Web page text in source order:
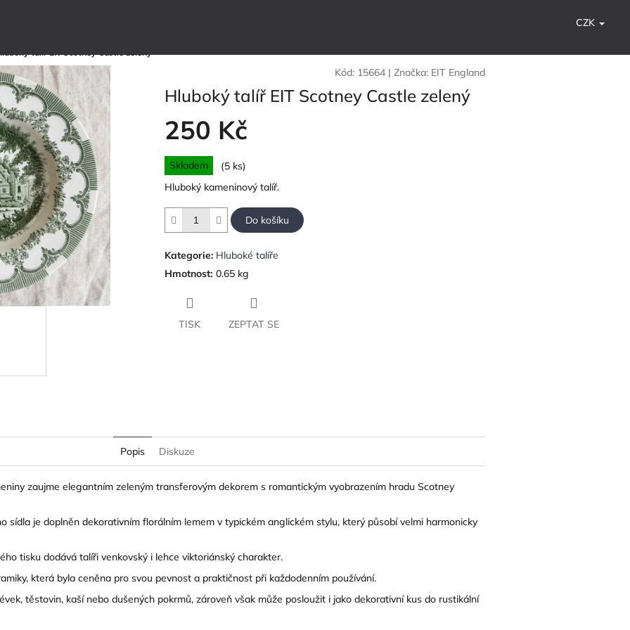
CZK
Kód: 15664 | Značka: EIT England
Hluboký talíř EIT Scotney Castle zelený
250 Kč
Měrná
cena:
Skladem
(5 ks)
Hluboký kameninový talíř.
Do košíku
Kategorie: Hluboké talíře
Hmotnost: 0.65 kg
TISK ZEPTAT SE
Popis Diskuze
zaujme elegantním zeleným transferovým dekorem s romantickým vyobrazením hradu Scotney
sídla je doplněn dekorativním florálním lemem v typickém anglickém stylu, který působí velmi harmonicky
tisku dodává talíři venkovský i lehce viktoriánský charakter.
která byla ceněna pro svou pevnost a praktičnost při každodenním používání.
těstovin, kaší nebo dušených pokrmů, zároveň však může posloužit i jako dekorativní kus do rustikální